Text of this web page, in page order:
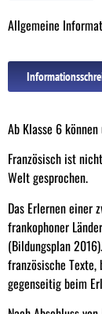
Allgemeine
Ab Klasse 6
Französisch ist
Welt gesprochen.
Das Erlernen einer
frankophoner
(Bildungsplan
französische
gegenseitig beim